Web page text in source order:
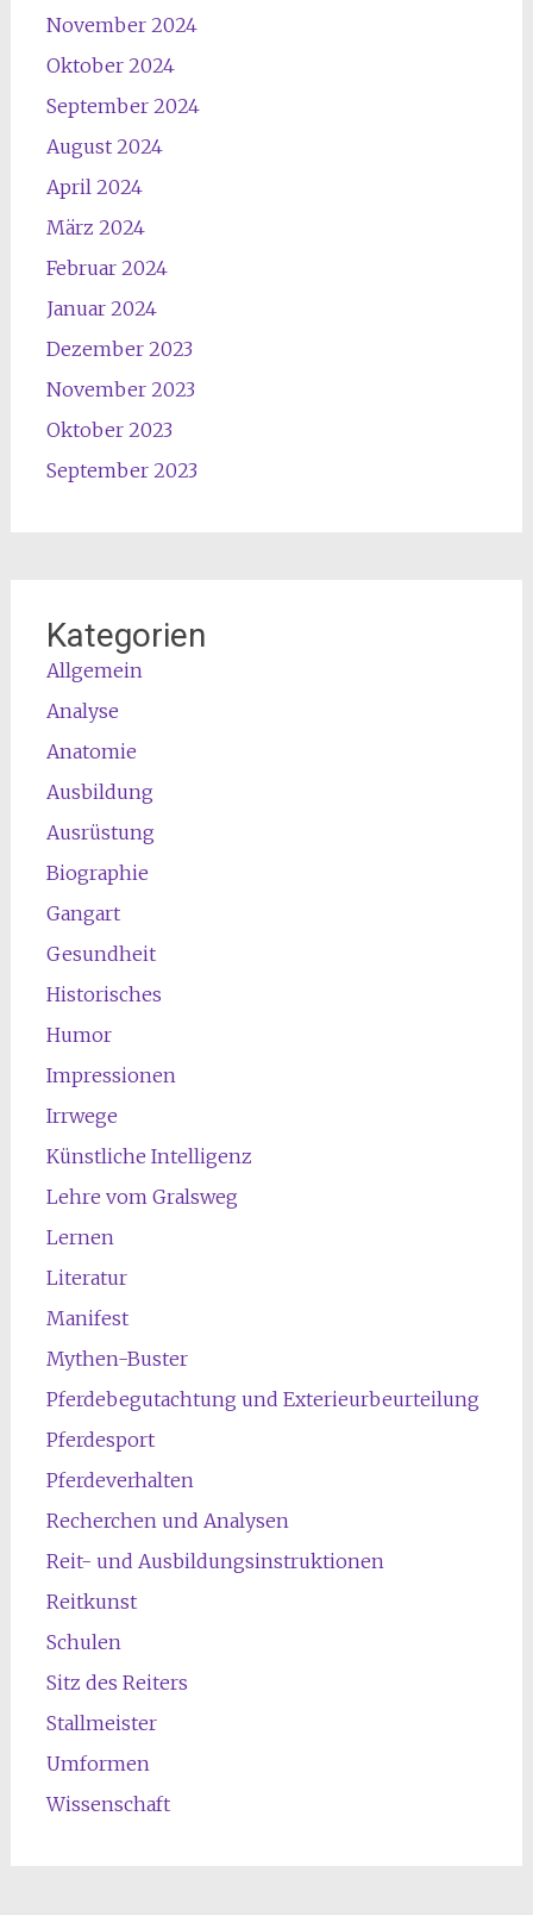
November 2024
Oktober 2024
September 2024
August 2024
April 2024
März 2024
Februar 2024
Januar 2024
Dezember 2023
November 2023
Oktober 2023
September 2023
Kategorien
Allgemein
Analyse
Anatomie
Ausbildung
Ausrüstung
Biographie
Gangart
Gesundheit
Historisches
Humor
Impressionen
Irrwege
Künstliche Intelligenz
Lehre vom Gralsweg
Lernen
Literatur
Manifest
Mythen-Buster
Pferdebegutachtung und Exterieurbeurteilung
Pferdesport
Pferdeverhalten
Recherchen und Analysen
Reit- und Ausbildungsinstruktionen
Reitkunst
Schulen
Sitz des Reiters
Stallmeister
Umformen
Wissenschaft